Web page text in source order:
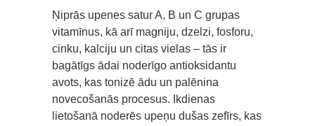
Ņiprās upenes satur A, B un C grupas
vitamīnus, kā arī magniju, dzelzi, fosforu,
cinku, kalciju un citas vielas – tās ir
bagātīgs ādai noderīgo antioksidantu
avots, kas tonizē ādu un palēnina
novecošanās procesus. Ikdienas
lietošanā noderēs upeņu dušas zefīrs, kas